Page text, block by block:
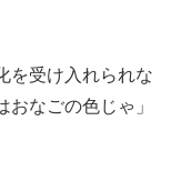
を受け入れられな
なごの色じゃ」